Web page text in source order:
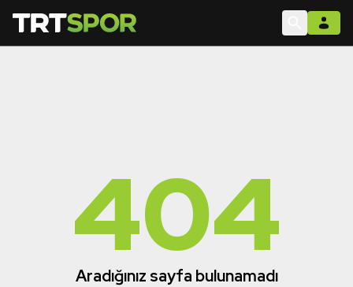
404
Aradığınız sayfa bulunamadı